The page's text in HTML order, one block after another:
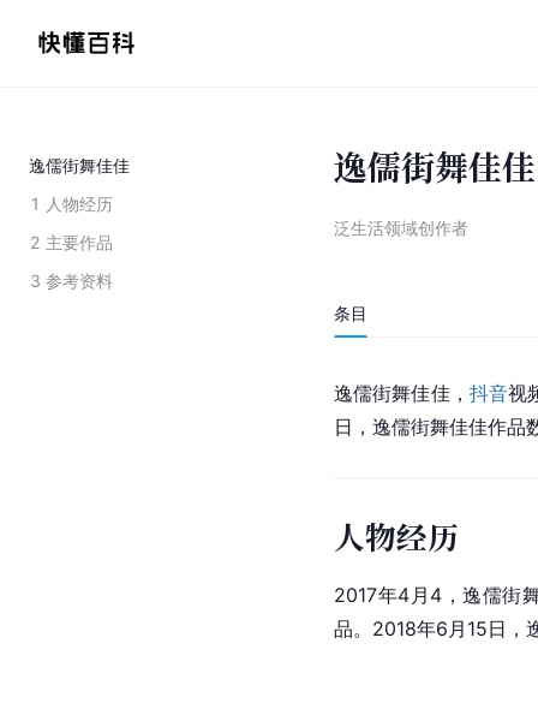
逸儒街舞佳佳
1 人物经历
2 主要作品
3 参考资料
逸儒街舞佳佳
泛生活领域创作者
条目
逸儒街舞佳佳， 抖音视
日，逸儒街舞佳佳作品
人物经历
2017年4月4，逸儒街
品。2018年6月15日，